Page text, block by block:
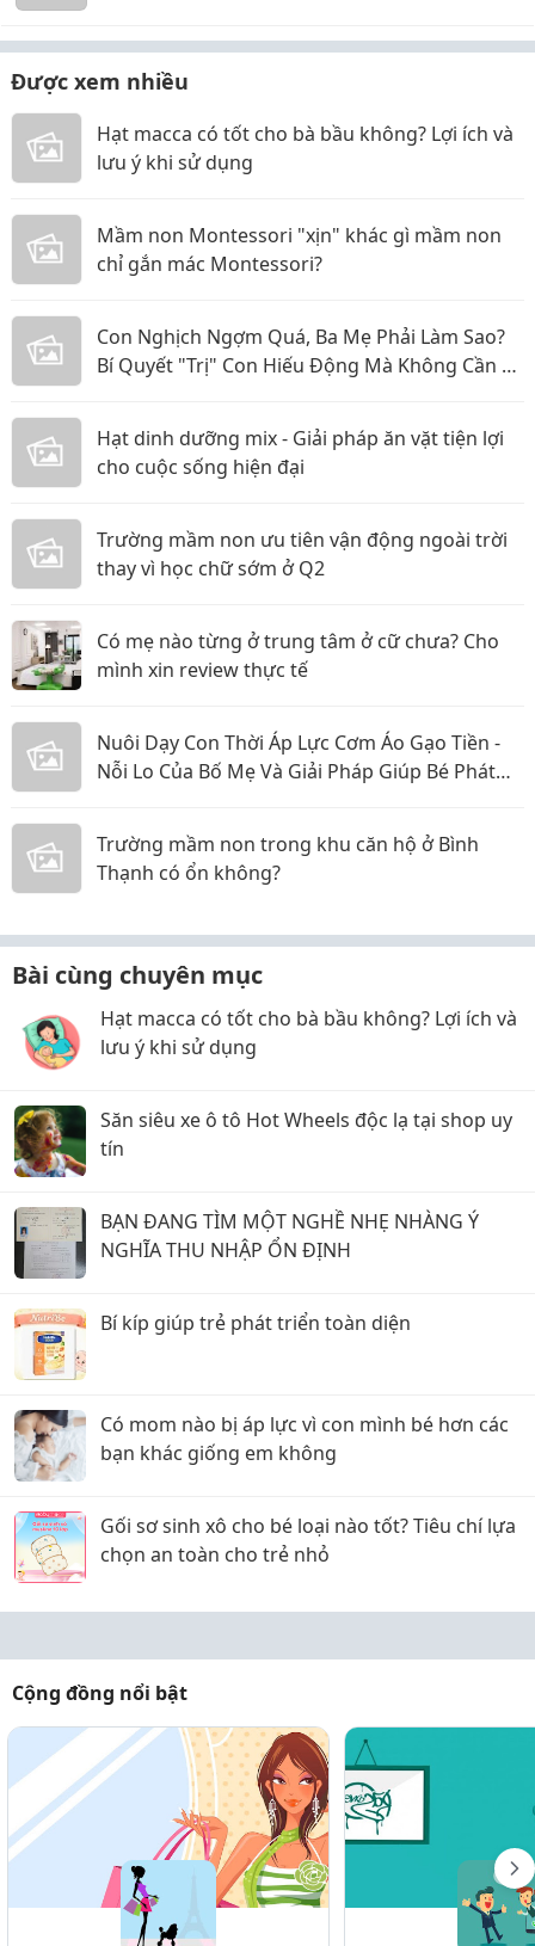
Được xem nhiều
Hạt macca có tốt cho bà bầu không? Lợi ích và
lưu ý khi sử dụng
Mầm non Montessori "xịn" khác gì mầm non
chỉ gắn mác Montessori?
Con Nghịch Ngợm Quá, Ba Mẹ Phải Làm Sao?
Bí Quyết "Trị" Con Hiếu Động Mà Không Cần La
Hạt dinh dưỡng mix - Giải pháp ăn vặt tiện lợi
cho cuộc sống hiện đại
Trường mầm non ưu tiên vận động ngoài trời
thay vì học chữ sớm ở Q2
Có mẹ nào từng ở trung tâm ở cữ chưa? Cho
mình xin review thực tế
Nuôi Dạy Con Thời Áp Lực Cơm Áo Gạo Tiền -
Nỗi Lo Của Bố Mẹ Và Giải Pháp Giúp Bé Phát
Trường mầm non trong khu căn hộ ở Bình
Thạnh có ổn không?
Bài cùng chuyên mục
Hạt macca có tốt cho bà bầu không? Lợi ích và
lưu ý khi sử dụng
Săn siêu xe ô tô Hot Wheels độc lạ tại shop uy
tín
BẠN ĐANG TÌM MỘT NGHỀ NHẸ NHÀNG Ý
NGHĨA THU NHẬP ỔN ĐỊNH
Bí kíp giúp trẻ phát triển toàn diện
Có mom nào bị áp lực vì con mình bé hơn các
bạn khác giống em không
Gối sơ sinh xô cho bé loại nào tốt? Tiêu chí lựa
chọn an toàn cho trẻ nhỏ
Cộng đồng nổi bật